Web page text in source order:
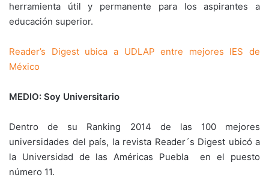
herramienta útil y permanente para los aspirantes a
educación superior.
Reader’s Digest ubica a UDLAP entre mejores IES de
México
MEDIO: Soy Universitario
Dentro de su Ranking 2014 de las 100 mejores
universidades del país, la revista Reader´s Digest ubicó a
la Universidad de las Américas Puebla en el puesto
número 11.